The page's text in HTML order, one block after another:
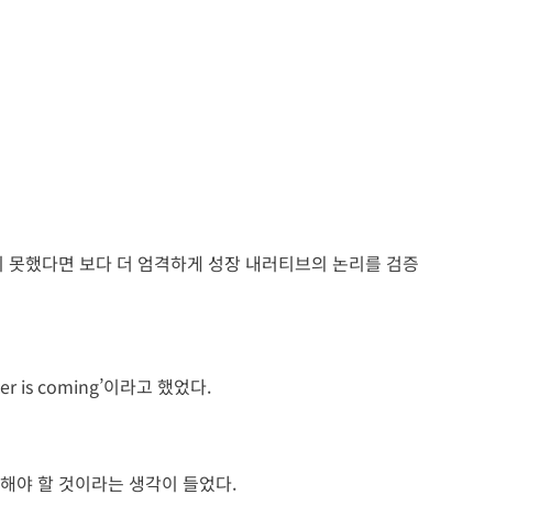
했다면 보다 더 엄격하게 성장 내러티브의 논리를 검증
is coming’이라고 했었다.
야 할 것이라는 생각이 들었다.